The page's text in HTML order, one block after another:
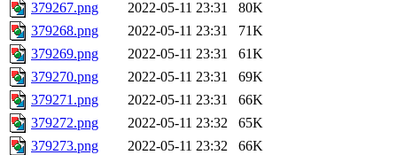
379267.png
2022-05-11 23:31
80K
379268.png
2022-05-11 23:31
71K
379269.png
2022-05-11 23:31
61K
379270.png
2022-05-11 23:31
69K
379271.png
2022-05-11 23:31
66K
379272.png
2022-05-11 23:32
65K
379273.png
2022-05-11 23:32
66K